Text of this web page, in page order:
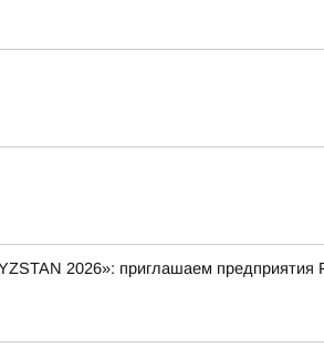
2026»: приглашаем предприятия